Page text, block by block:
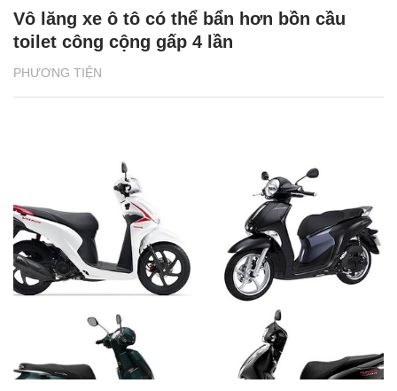
PHƯƠNG TIỆN
Vô lăng xe ô tô có thể bẩn hơn bồn cầu
toilet công cộng gấp 4 lần